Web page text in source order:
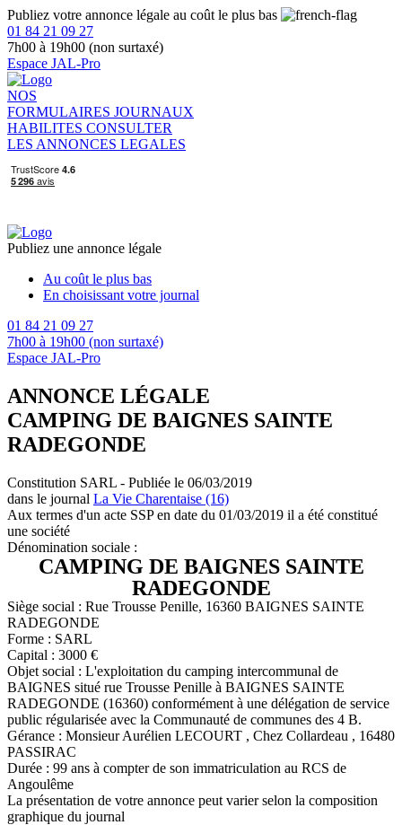
Publiez votre annonce légale au coût le plus bas
01 84 21 09 27
7h00 à 19h00 (non surtaxé)
Espace JAL-Pro
NOS
FORMULAIRES JOURNAUX
HABILITES CONSULTER
LES ANNONCES LEGALES
Publiez une annonce légale
Au coût le plus bas
En choisissant votre journal
01 84 21 09 27
7h00 à 19h00 (non surtaxé)
Espace JAL-Pro
ANNONCE LÉGALE
CAMPING DE BAIGNES SAINTE
RADEGONDE
Constitution SARL - Publiée le 06/03/2019
dans le journal La Vie Charentaise (16)
Aux termes d'un acte SSP en date du 01/03/2019 il a été constitué
une société
Dénomination sociale :
CAMPING DE BAIGNES SAINTE
RADEGONDE
Siège social : Rue Trousse Penille, 16360 BAIGNES SAINTE
RADEGONDE
Forme : SARL
Capital : 3000 €
Objet social : L'exploitation du camping intercommunal de
BAIGNES situé rue Trousse Penille à BAIGNES SAINTE
RADEGONDE (16360) conformément à une délégation de service
public régularisée avec la Communauté de communes des 4 B.
Gérance : Monsieur Aurélien LECOURT , Chez Collardeau , 16480
PASSIRAC
Durée : 99 ans à compter de son immatriculation au RCS de
Angoulême
La présentation de votre annonce peut varier selon la composition
graphique du journal